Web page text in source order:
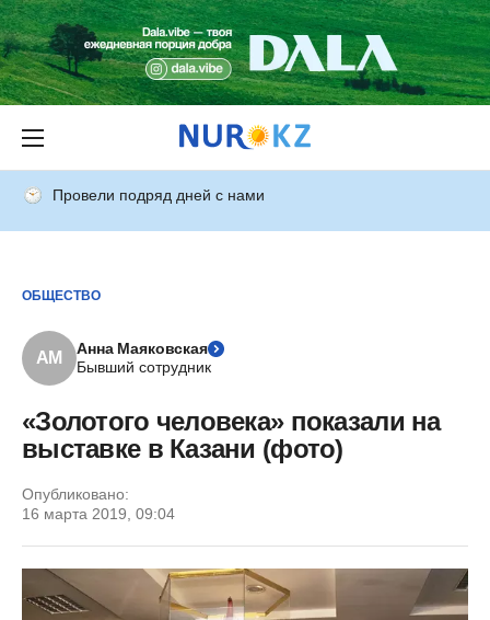
Провели подряд дней с нами
ОБЩЕСТВО
АМ
Анна Маяковская
Бывший сотрудник
«Золотого человека» показали на
выставке в Казани (фото)
Опубликовано:
16 марта 2019, 09:04